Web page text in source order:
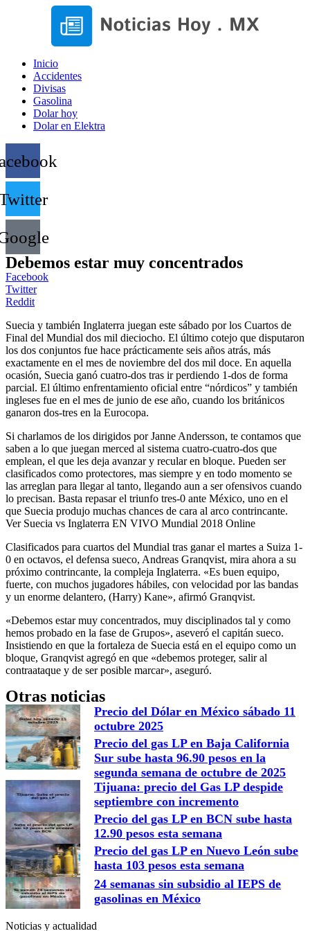
Inicio
Accidentes
Divisas
Gasolina
Dolar hoy
Dolar en Elektra
Debemos estar muy concentrados
Facebook
Twitter
Reddit
Suecia y también Inglaterra juegan este sábado por los Cuartos de
Final del Mundial dos mil dieciocho. El último cotejo que disputaron
los dos conjuntos fue hace prácticamente seis años atrás, más
exactamente en el mes de noviembre del dos mil doce. En aquella
ocasión, Suecia ganó cuatro-dos tras ir perdiendo 1-dos de forma
parcial. El último enfrentamiento oficial entre “nórdicos” y también
ingleses fue en el mes de junio de ese año, cuando los británicos
ganaron dos-tres en la Eurocopa.
Si charlamos de los dirigidos por Janne Andersson, te contamos que
saben a lo que juegan merced al sistema cuatro-cuatro-dos que
emplean, el que les deja avanzar y recular en bloque. Pueden ser
clasificados como protectores, mas siempre y en todo momento se
las arreglan para llegar al tanto, llegando aun a ser ofensivos cuando
lo precisan. Basta repasar el triunfo tres-0 ante México, uno en el
que Suecia produjo muchas chances de cara al arco contrincante.
Ver Suecia vs Inglaterra EN VIVO Mundial 2018 Online
Clasificados para cuartos del Mundial tras ganar el martes a Suiza 1-
0 en octavos, el defensa sueco, Andreas Granqvist, mira ahora a su
próximo contrincante, la compleja Inglaterra. «Es buen equipo,
fuerte, con muchos jugadores hábiles, con velocidad por las bandas
y un enorme delantero, (Harry) Kane», afirmó Granqvist.
«Debemos estar muy concentrados, muy disciplinados tal y como
hemos probado en la fase de Grupos», aseveró el capitán sueco.
Insistiendo en que la fortaleza de Suecia está en el equipo como un
bloque, Granqvist agregó en que «debemos proteger, salir al
contraataque y de ser posible marcar», aseguró.
Otras noticias
Precio del Dólar en México sábado 11
octubre 2025
Precio del gas LP en Baja California
Sur sube hasta 96.90 pesos en la
segunda semana de octubre de 2025
Tijuana: precio del Gas LP despide
septiembre con incremento
Precio del gas LP en BCN sube hasta
12.90 pesos esta semana
Precio del gas LP en Nuevo León sube
hasta 103 pesos esta semana
24 semanas sin subsidio al IEPS de
gasolinas en México
Noticias y actualidad